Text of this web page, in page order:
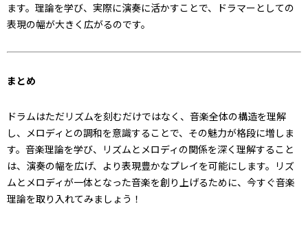
ます。理論を学び、実際に演奏に活かすことで、ドラマーとしての
表現の幅が大きく広がるのです。
まとめ
ドラムはただリズムを刻むだけではなく、音楽全体の構造を理解
し、メロディとの調和を意識することで、その魅力が格段に増しま
す。音楽理論を学び、リズムとメロディの関係を深く理解すること
は、演奏の幅を広げ、より表現豊かなプレイを可能にします。リズ
ムとメロディが一体となった音楽を創り上げるために、今すぐ音楽
理論を取り入れてみましょう！